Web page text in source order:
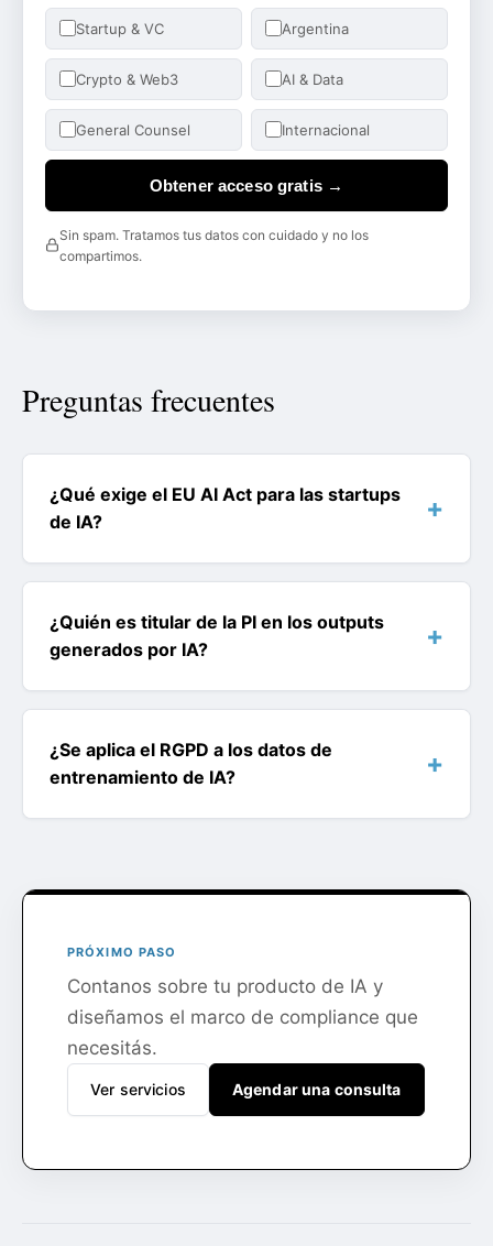
Startup & VC Argentina
Crypto & Web3 AI & Data
General Counsel Internacional
Obtener acceso gratis →
Sin spam. Tratamos tus datos con cuidado y no los
compartimos.
Preguntas frecuentes
¿Qué exige el EU AI Act para las startups
de IA?
¿Quién es titular de la PI en los outputs
generados por IA?
¿Se aplica el RGPD a los datos de
entrenamiento de IA?
PRÓXIMO PASO
Contanos sobre tu producto de IA y
diseñamos el marco de compliance que
necesitás.
Ver servicios Agendar una consulta